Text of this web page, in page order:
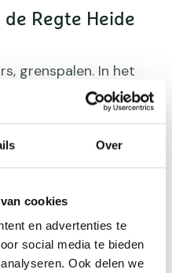
Over
cookies
en advertenties te
social media te bieden
Ook delen we
Regte Heide
grenspalen. In het
is de geschiedenis
elk met
D’n
Akkers met
schaapskudde op de
en het beekje De
heen.